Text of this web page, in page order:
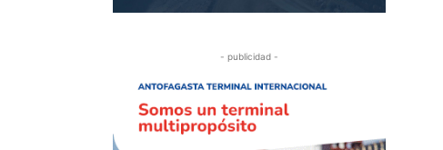
- publicidad -